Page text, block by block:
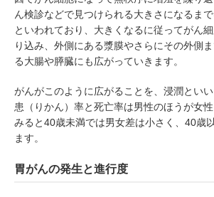
ん検診などで見つけられる大きさになるま
といわれており、大きくなるに従ってがん
り込み、外側にある漿膜やさらにその外側
る大腸や膵臓にも広がっていきます。
がんがこのように広がることを、浸潤とい
患（りかん）率と死亡率は男性のほうが女
みると40歳未満では男女差は小さく、40歳
ます。
胃がんの発生と進行度